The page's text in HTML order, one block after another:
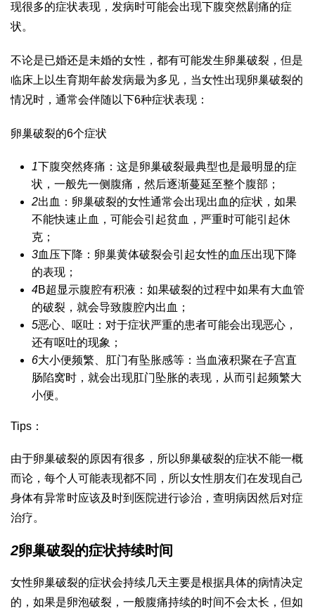
现很多的症状表现，发病时可能会出现下腹突然剧痛的症
状。
不论是已婚还是未婚的女性，都有可能发生卵巢破裂，但是
临床上以生育期年龄发病最为多见，当女性出现卵巢破裂的
情况时，通常会伴随以下6种症状表现：
卵巢破裂的6个症状
1下腹突然疼痛：这是卵巢破裂最典型也是最明显的症
状，一般先一侧腹痛，然后逐渐蔓延至整个腹部；
2出血：卵巢破裂的女性通常会出现出血的症状，如果
不能快速止血，可能会引起贫血，严重时可能引起休
克；
3血压下降：卵巢黄体破裂会引起女性的血压出现下降
的表现；
4B超显示腹腔有积液：如果破裂的过程中如果有大血管
的破裂，就会导致腹腔内出血；
5恶心、呕吐：对于症状严重的患者可能会出现恶心，
还有呕吐的现象；
6大小便频繁、肛门有坠胀感等：当血液积聚在子宫直
肠陷窝时，就会出现肛门坠胀的表现，从而引起频繁大
小便。
Tips：
由于卵巢破裂的原因有很多，所以卵巢破裂的症状不能一概
而论，每个人可能表现都不同，所以女性朋友们在发现自己
身体有异常时应该及时到医院进行诊治，查明病因然后对症
治疗。
2卵巢破裂的症状持续时间
女性卵巢破裂的症状会持续几天主要是根据具体的病情决定
的，如果是卵泡破裂，一般腹痛持续的时间不会太长，但如